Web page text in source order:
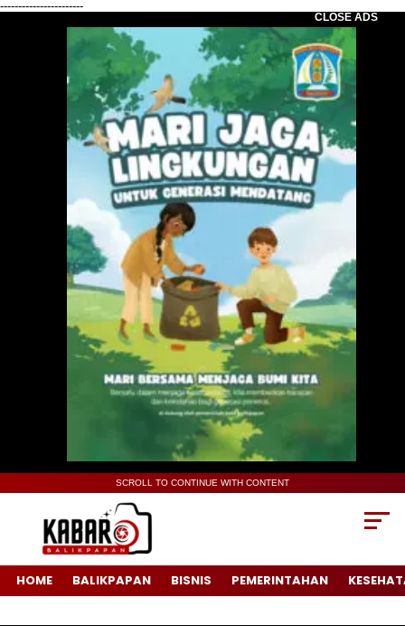
-----------------------
CLOSE ADS
SCROLL TO CONTINUE WITH CONTENT
HOME BALIKPAPAN BISNIS PEMERINTAHAN